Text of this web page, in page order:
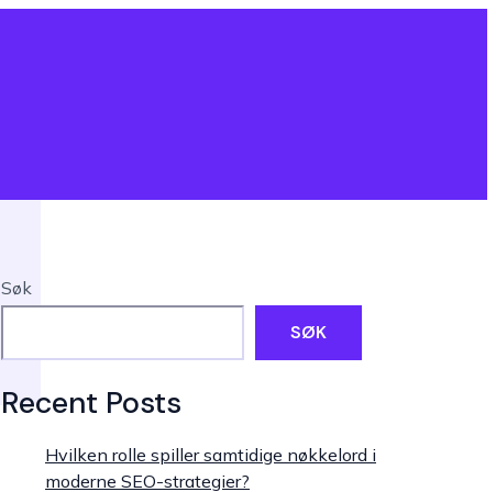
Søk
SØK
Recent Posts
Hvilken rolle spiller samtidige nøkkelord i
moderne SEO-strategier?